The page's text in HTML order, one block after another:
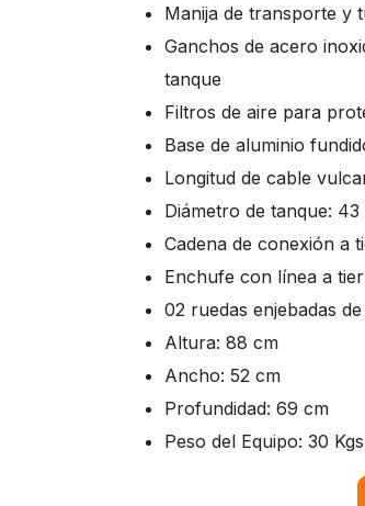
Manija de transporte y
Ganchos de acero
tanque
Filtros de aire para
Base de aluminio
Longitud de cable
Diámetro de tanque: 43
Cadena de conexión a
Enchufe con línea a
02 ruedas enjebadas
Altura: 88 cm
Ancho: 52 cm
Profundidad: 69 cm
Peso del Equipo: 30 Kgs